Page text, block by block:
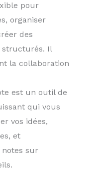
pour
organiser
des
structurés. Il
la collaboration
est un outil de
qui vous
vos idées,
et
notes sur